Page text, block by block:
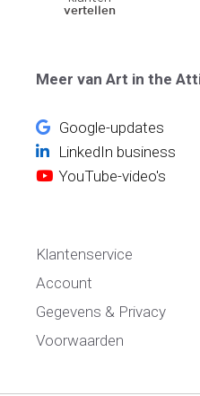
Meer van Art in the
Google-updates
LinkedIn business
YouTube-video's
Klantenservice
Account
Gegevens & Privacy
Voorwaarden